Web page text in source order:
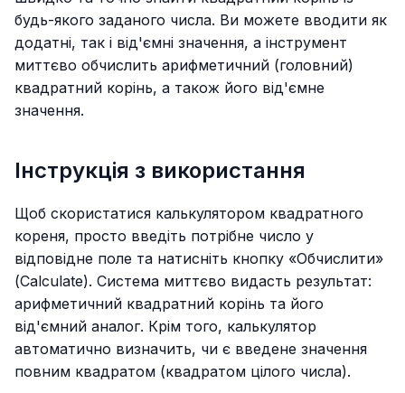
будь-якого заданого числа. Ви можете вводити як
додатні, так і від'ємні значення, а інструмент
миттєво обчислить арифметичний (головний)
квадратний корінь, а також його від'ємне
значення.
Інструкція з використання
Щоб скористатися калькулятором квадратного
кореня, просто введіть потрібне число у
відповідне поле та натисніть кнопку «Обчислити»
(Calculate). Система миттєво видасть результат:
арифметичний квадратний корінь та його
від'ємний аналог. Крім того, калькулятор
автоматично визначить, чи є введене значення
повним квадратом (квадратом цілого числа).